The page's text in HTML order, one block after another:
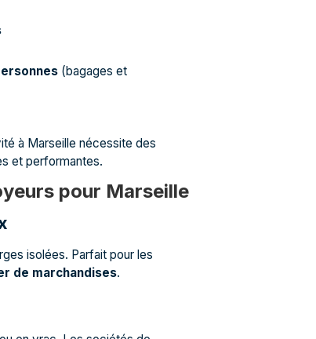
(bagages et
à Marseille nécessite des
et performantes.
pour Marseille
isolées. Parfait pour les
de marchandises.